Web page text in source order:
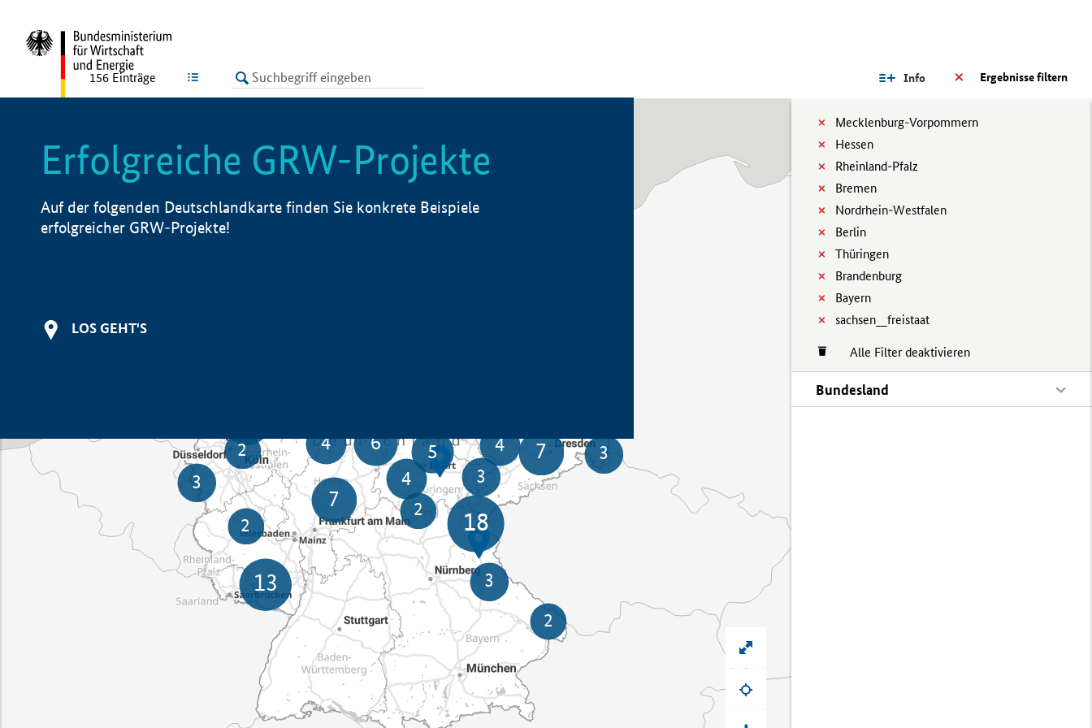
LISTE Ergebnisse filtern
Info
Mecklenburg-Vorpommern
Hessen
Rheinland-Pfalz
Bremen
Nordrhein-Westfalen
Berlin
Thüringen
Brandenburg
Bayern
sachsen__freistaat
Alle Filter deaktivieren
Bundesland
156 Einträge
Erfolgreiche GRW-Projekte
Auf der folgenden Deutschlandkarte finden Sie konkrete Beispiele
erfolgreicher GRW-Projekte!
LOS GEHT'S